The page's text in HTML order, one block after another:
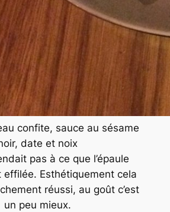
confite, sauce au sésame
date et noix
pas à ce que l’épaule
effilée. Esthétiquement cela
réussi, au goût c’est
un peu mieux.